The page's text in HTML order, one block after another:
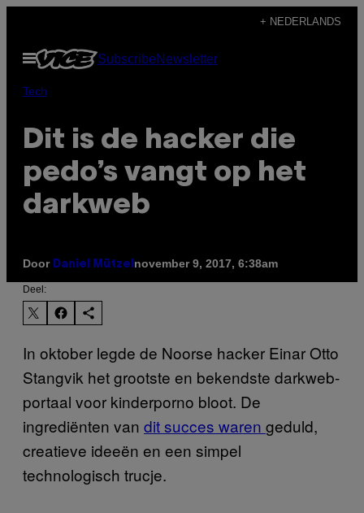
de
inhoud
+ NEDERLANDS
Open
menu
SubscribeNewsletter
Tech
Dit is de hacker die
pedo’s vangt op het
darkweb
Door Daniel Mützel november 9, 2017, 6:38am
Deel:
In oktober legde de Noorse hacker Einar Otto
Stangvik het grootste en bekendste darkweb-
portaal voor kinderporno bloot. De
ingrediënten van dit succes waren geduld,
creatieve ideeën en een simpel
technologisch trucje.